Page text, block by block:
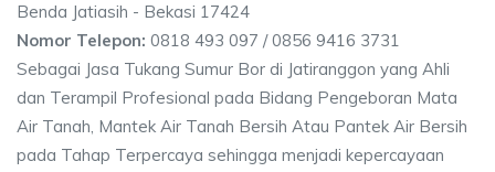
Benda Jatiasih - Bekasi 17424
Nomor Telepon: 0818 493 097 / 0856 9416 3731
Sebagai Jasa Tukang Sumur Bor di Jatiranggon yang Ahli
dan Terampil Profesional pada Bidang Pengeboran Mata
Air Tanah, Mantek Air Tanah Bersih Atau Pantek Air Bersih
pada Tahap Terpercaya sehingga menjadi kepercayaan